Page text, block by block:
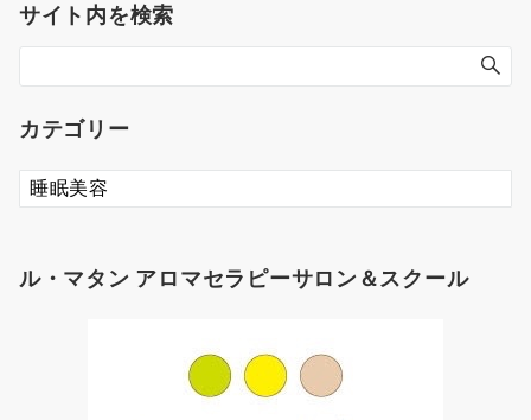
サイト内を検索
カテゴリー
カ
テ
ー
ル・マタン アロマセラピーサロン＆スクール